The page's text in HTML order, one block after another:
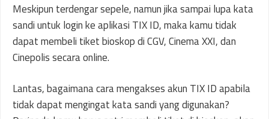
Meskipun terdengar sepele, namun jika sampai lupa kata
sandi untuk login ke aplikasi TIX ID, maka kamu tidak
dapat membeli tiket bioskop di CGV, Cinema XXI, dan
Cinepolis secara online.
Lantas, bagaimana cara mengakses akun TIX ID apabila
tidak dapat mengingat kata sandi yang digunakan?